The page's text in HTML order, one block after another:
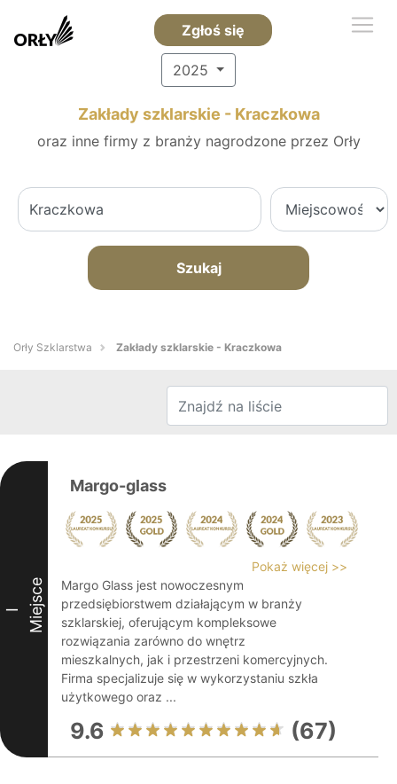
Zgłoś się
2025
Zakłady szklarskie - Kraczkowa
oraz inne firmy z branży nagrodzone przez Orły
Szukaj
Orły Szklarstwa Zakłady szklarskie - Kraczkowa
I Miejsce
Margo-glass
Pokaż więcej >>
Margo Glass jest nowoczesnym
przedsiębiorstwem działającym w branży
szklarskiej, oferującym kompleksowe
rozwiązania zarówno do wnętrz
mieszkalnych, jak i przestrzeni komercyjnych.
Firma specjalizuje się w wykorzystaniu szkła
użytkowego oraz ...
9.6 (67)